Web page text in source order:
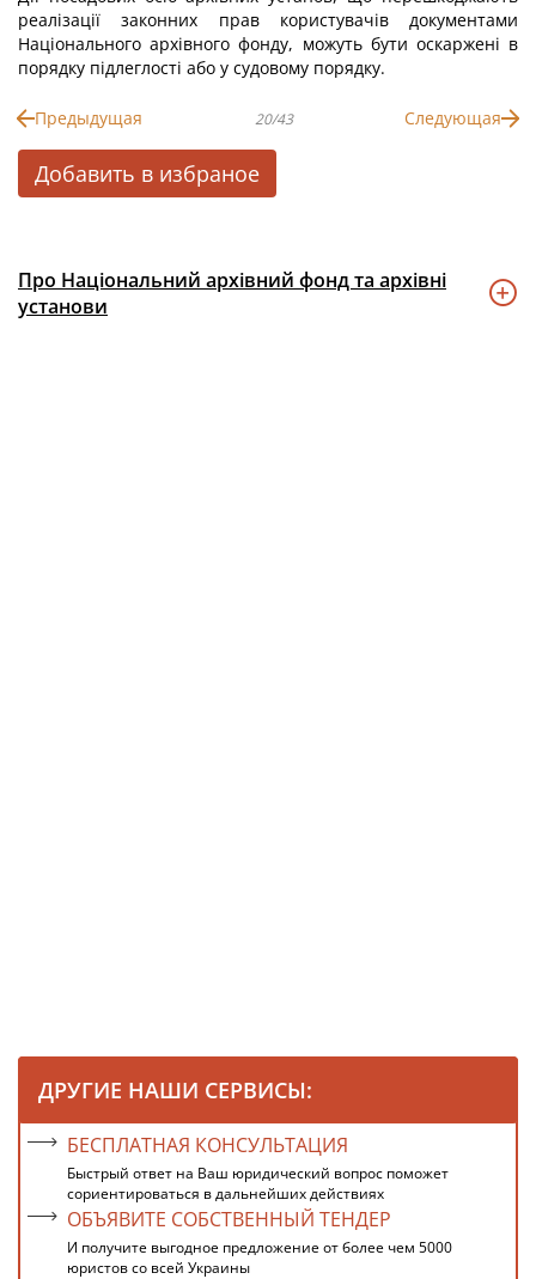
реалізації законних прав користувачів документами
Національного архівного фонду, можуть бути оскаржені в
порядку підлеглості або у судовому порядку.
Предыдущая 20/43 Следующая
Добавить в избраное
Про Національний архівний фонд та архівні
установи
ДРУГИЕ НАШИ СЕРВИСЫ:
БЕСПЛАТНАЯ КОНСУЛЬТАЦИЯ
Быстрый ответ на Ваш юридический вопрос поможет
сориентироваться в дальнейших действиях
ОБЪЯВИТЕ СОБСТВЕННЫЙ ТЕНДЕР
И получите выгодное предложение от более чем 5000
юристов со всей Украины